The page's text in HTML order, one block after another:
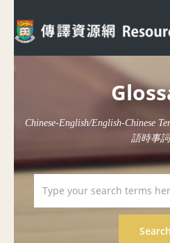
Chinese-English/English-Chinese
語時事